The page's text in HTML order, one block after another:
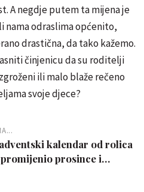
A negdje putem ta mijena je
nama odraslima općenito,
drastična, da tako kažemo.
činjenicu da su roditelji
ili malo blaže rečeno
svoje djece?
kalendar od rolica
prosince i